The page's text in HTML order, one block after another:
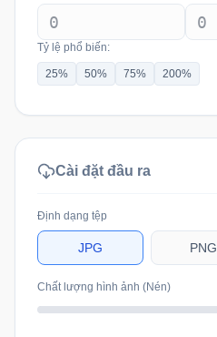
Tỷ lệ phổ biến:
25% 50% 75% 200%
Cài đặt đầu ra
Định dạng tệp
JPG PNG
Chất lượng hình ảnh (Nén)